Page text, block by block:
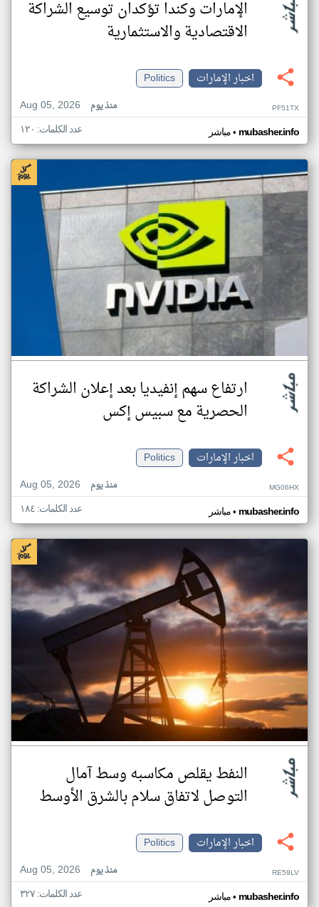
الإمارات وكندا تؤكدان توسيع الشراكة
الاقتصادية والاستثمارية
اخبار الإمارات
Politics
Aug 05, 2026
منذ يوم PF51TX
مباشر• mubasher.info عدد الكلمات: ١٢٠
ارتفاع سهم إنفيديا بعد إعلان الشراكة
الحصرية مع سبيس إكس
اخبار الإمارات
Politics
Aug 05, 2026
منذ يوم MG06HX
مباشر• mubasher.info عدد الكلمات: ١٨٤
النفط يقلص مكاسبه وسط آمال
التوصل لاتفاق سلام بالشرق الأوسط
اخبار الإمارات
Politics
Aug 05, 2026
منذ يوم RE59LV
مباشر• mubasher.info عدد الكلمات: ٣٢٧